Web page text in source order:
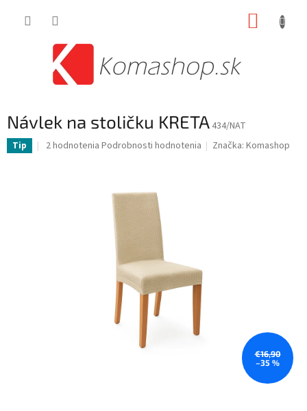
Návlek na stoličku KRETA 434/NAT
Tip
Priemerné
2 hodnotenia Podrobnosti hodnotenia Značka:Komashop
€16,90
–35 %